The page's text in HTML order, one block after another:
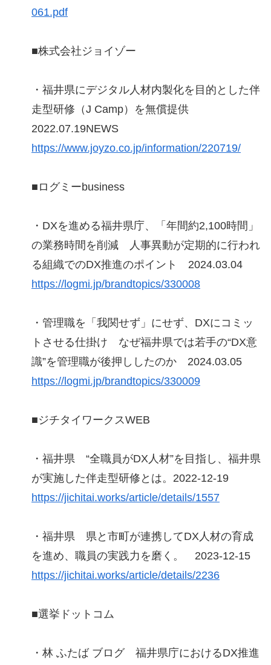
061.pdf
■株式会社ジョイゾー
・福井県にデジタル人材内製化を目的とした伴
走型研修（J Camp）を無償提供
2022.07.19NEWS
https://www.joyzo.co.jp/information/220719/
■ログミーbusiness
・DXを進める福井県庁、「年間約2,100時間」
の業務時間を削減 人事異動が定期的に行われ
る組織でのDX推進のポイント 2024.03.04
https://logmi.jp/brandtopics/330008
・管理職を「我関せず」にせず、DXにコミッ
トさせる仕掛け なぜ福井県では若手の“DX意
識”を管理職が後押ししたのか 2024.03.05
https://logmi.jp/brandtopics/330009
■ジチタイワークスWEB
・福井県 “全職員がDX人材”を目指し、福井県
が実施した伴走型研修とは。2022-12-19
https://jichitai.works/article/details/1557
・福井県 県と市町が連携してDX人材の育成
を進め、職員の実践力を磨く。 2023-12-15
https://jichitai.works/article/details/2236
■選挙ドットコム
・林 ふたば ブログ 福井県庁におけるDX推進